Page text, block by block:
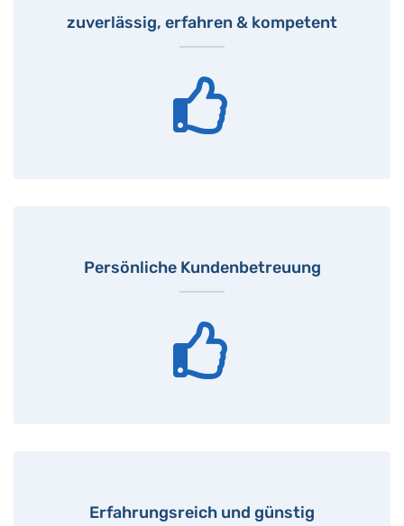
zuverlässig, erfahren & kompetent
Persönliche Kundenbetreuung
Erfahrungsreich und günstig